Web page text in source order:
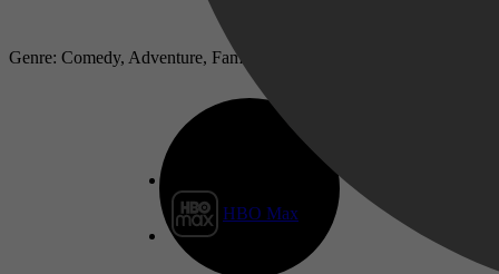
HBO Max
Genre: Comedy, Adventure, Family, Animation, Musical, TV Movie